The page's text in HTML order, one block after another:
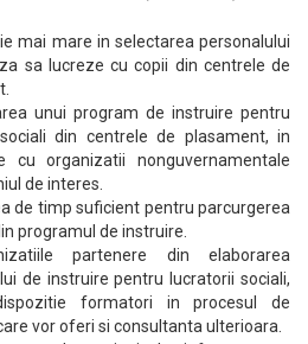
mai mare in selectarea personalului
sa lucreze cu copii din centrele de
unui program de instruire pentru
din centrele de plasament, in
cu organizatii nonguvernamentale
de interes.
de timp suficient pentru parcurgerea
programul de instruire.
partenere din elaborarea
de instruire pentru lucratorii sociali,
formatori in procesul de
vor oferi si consultanta ulterioara.